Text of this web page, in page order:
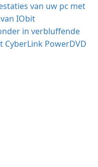
van uw pc met
IObit
in verbluffende
CyberLink PowerDVD